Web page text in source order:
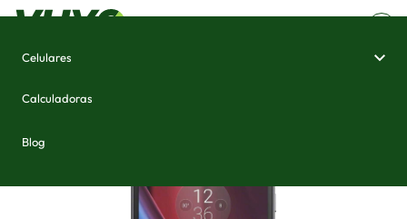
Celulares
Calculadoras
Blog